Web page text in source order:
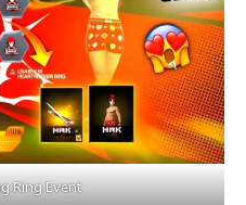
Ring Event